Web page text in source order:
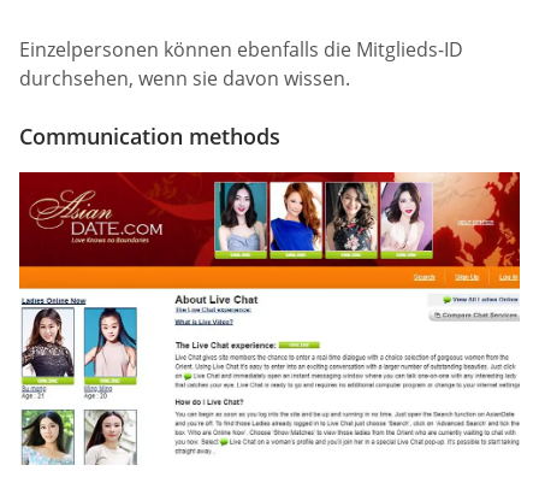
Einzelpersonen können ebenfalls die Mitglieds-ID
durchsehen, wenn sie davon wissen.
Communication methods